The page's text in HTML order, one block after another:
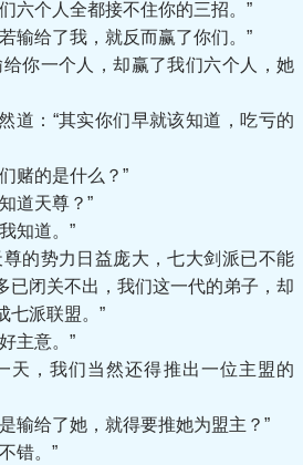
个人全都接不住你的三招。”
给了我，就反而赢了你们。”
你一个人，却赢了我们六个人，她
：“其实你们早就该知道，吃亏的
的是什么？”
道天尊？”
知道。”
的势力日益庞大，七大剑派已不能
已闭关不出，我们这一代的弟子，却
七派联盟。”
主意。”
，我们当然还得推出一位主盟的
给了她，就得要推她为盟主？”
错。”